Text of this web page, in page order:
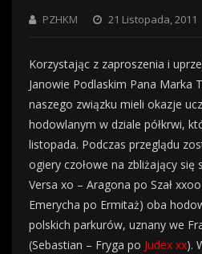
PZHKM 21 Listopada, 2011
Korzystając z zaproszenia i
Janowie Podlaskim Pana Marka
naszego związku mieli okazje
hodowlanym w dziale półkrwi,
listopada. Podczas przeglądu
ogiery czołowe na zbliżający się
Versa xo – Aragona po Szał
Emerycha po Ermitaż) oba
polskich parkurów, uznany we
(Sebastian – Fryga po Judex xx).